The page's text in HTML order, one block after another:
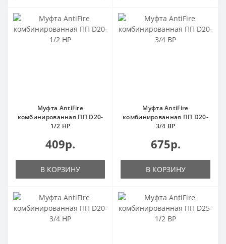
Муфта AntiFire
комбинированная ПП D20-
1/2 НР
409р.
В КОРЗИНУ
Муфта AntiFire
комбинированная ПП D20-
3/4 ВР
675р.
В КОРЗИНУ